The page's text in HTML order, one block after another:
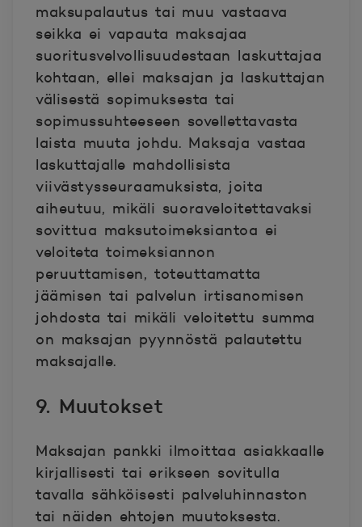
maksupalautus tai muu vastaava
seikka ei vapauta maksajaa
suoritusvelvollisuudestaan laskuttajaa
kohtaan, ellei maksajan ja laskuttajan
välisestä sopimuksesta tai
sopimussuhteeseen sovellettavasta
laista muuta johdu. Maksaja vastaa
laskuttajalle mahdollisista
viivästysseuraamuksista, joita
aiheutuu, mikäli suoraveloitettavaksi
sovittua maksutoimeksiantoa ei
veloiteta toimeksiannon
peruuttamisen, toteuttamatta
jäämisen tai palvelun irtisanomisen
johdosta tai mikäli veloitettu summa
on maksajan pyynnöstä palautettu
maksajalle.
9. Muutokset
Maksajan pankki ilmoittaa asiakkaalle
kirjallisesti tai erikseen sovitulla
tavalla sähköisesti palveluhinnaston
tai näiden ehtojen muutoksesta.